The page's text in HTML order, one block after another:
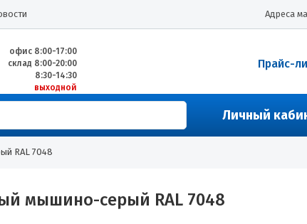
Адреса
офис 8:00-17:00
склад 8:00-20:00
8:30-14:30
выходной
Прайс-
Личный
RAL 7048
мышино-серый RAL 7048